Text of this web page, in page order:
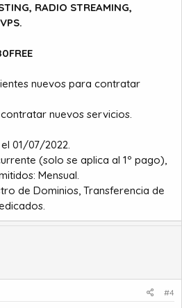
RADIO STREAMING,
nuevos para contratar
nuevos servicios.
01/07/2022.
(solo se aplica al 1º pago),
Mensual.
de Dominios, Transferencia de
#4